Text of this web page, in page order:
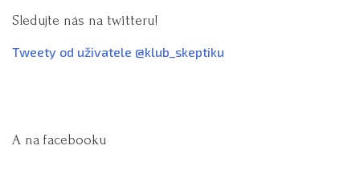
Sledujte nás na twitteru!
Tweety od uživatele @klub_skeptiku
A na facebooku